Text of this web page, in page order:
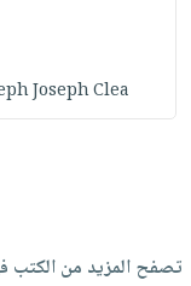
Joseph Clea
تصفح المزيد من الكتب